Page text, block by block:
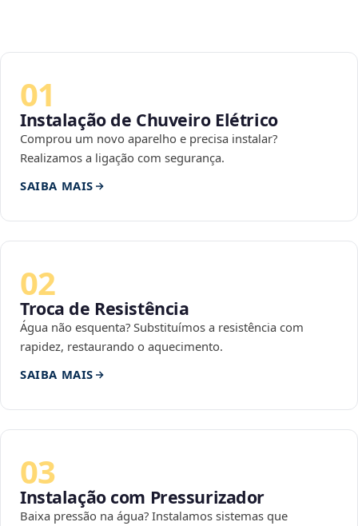
01
Instalação de Chuveiro Elétrico
Comprou um novo aparelho e precisa instalar?
Realizamos a ligação com segurança.
SAIBA MAIS
02
Troca de Resistência
Água não esquenta? Substituímos a resistência com
rapidez, restaurando o aquecimento.
SAIBA MAIS
03
Instalação com Pressurizador
Baixa pressão na água? Instalamos sistemas que